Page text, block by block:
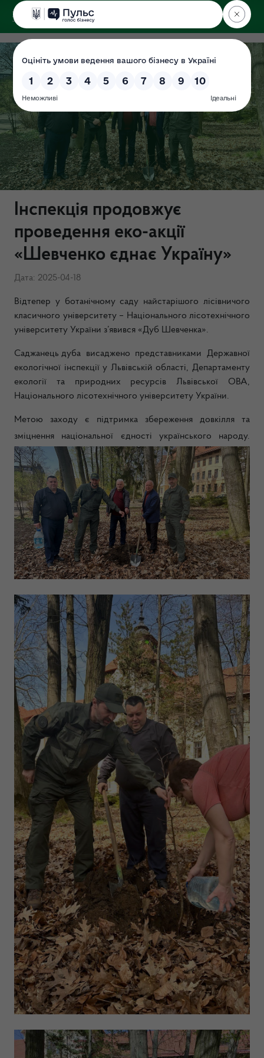
ДЕРЖЕКОІНСПЕКЦІЯ
у Львівській області
Інспекція продовжує
проведення еко-акції
«Шевченко єднає Україну»
Дата: 2025-04-18
Відтепер у ботанічному саду найстарішого лісівничого
класичного університету – Національного лісотехнічного
університету України з’явився «Дуб Шевченка».
Саджанець дуба висаджено представниками Державної
екологічної інспекції у Львівській області, Департаменту
екології та природних ресурсів Львівської ОВА,
Національного лісотехнічного університету України.
Метою заходу є підтримка збереження довкілля та
зміцнення національної єдності українського народу.